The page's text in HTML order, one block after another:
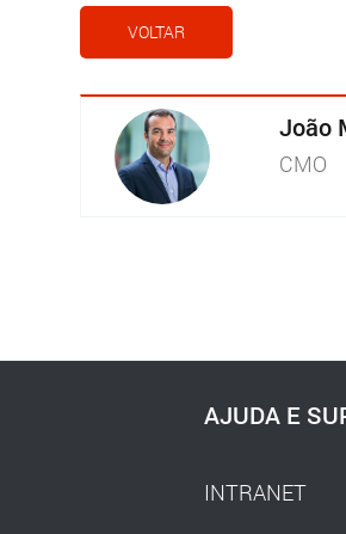
VOLTAR
João
CMO
AJUDA E
INTRANET